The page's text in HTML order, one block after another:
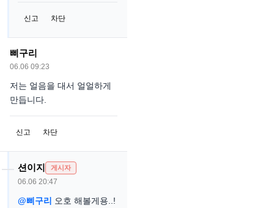
신고 차단
삐구리
06.06 09:23
저는 얼음을 대서 얼얼하게
만듭니다.
신고 차단
션이지 게시자
06.06 20:47
@삐구리 오호 해볼게용..!